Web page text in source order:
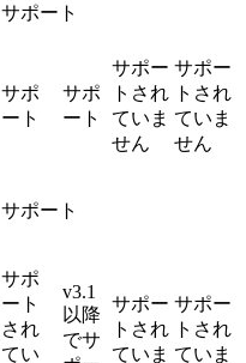
サポート
サポ
ート
サポ
ート
サポー
トされ
ていま
せん
サポー
トされ
ていま
せん
サポート
サポ
ート
され
てい
v3.1
以降
でサ
サポー
トされ
ていま
サポー
トされ
ていま